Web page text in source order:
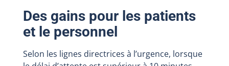
Des gains pour les patients
et le personnel
Selon les lignes directrices à l’urgence, lorsque